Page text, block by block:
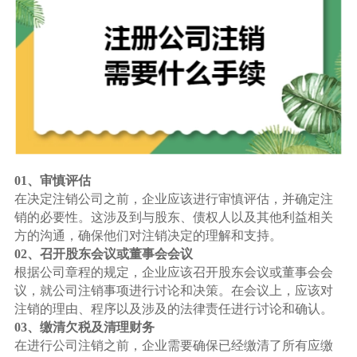
01、审慎评估
在决定注销公司之前，企业应该进行审慎评估，并确定注
销的必要性。这涉及到与股东、债权人以及其他利益相关
方的沟通，确保他们对注销决定的理解和支持。
02、召开股东会议或董事会会议
根据公司章程的规定，企业应该召开股东会议或董事会会
议，就公司注销事项进行讨论和决策。在会议上，应该对
注销的理由、程序以及涉及的法律责任进行讨论和确认。
03、缴清欠税及清理财务
在进行公司注销之前，企业需要确保已经缴清了所有应缴